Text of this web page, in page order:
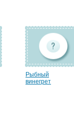
Рыбный
винегрет